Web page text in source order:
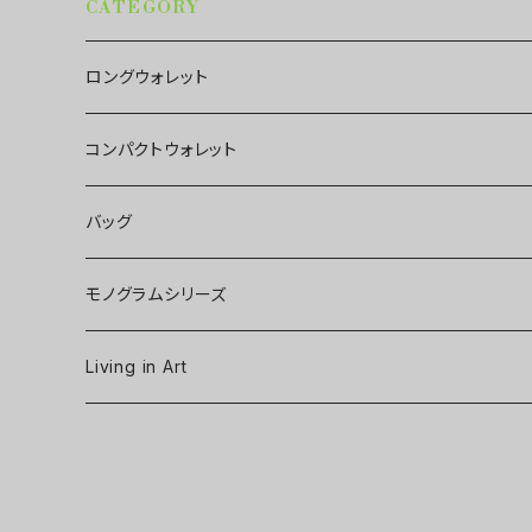
CATEGORY
ロングウォレット
コンパクトウォレット
バッグ
モノグラムシリーズ
Living in Art